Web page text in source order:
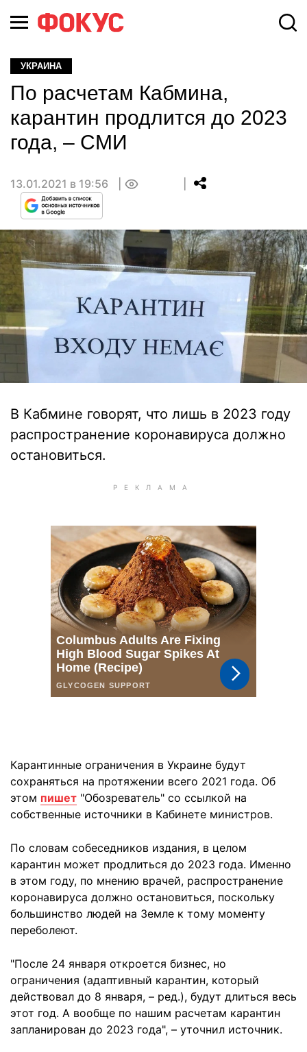
УКРАИНА
По расчетам Кабмина,
карантин продлится до 2023
года, – СМИ
13.01.2021 в 19:56
В Кабмине говорят, что лишь в 2023 году
распространение коронавируса должно
остановиться.
Карантинные ограничения в Украине будут
сохраняться на протяжении всего 2021 года. Об
этом пишет "Обозреватель" со ссылкой на
собственные источники в Кабинете министров.
По словам собеседников издания, в целом
карантин может продлиться до 2023 года. Именно
в этом году, по мнению врачей, распространение
коронавируса должно остановиться, поскольку
большинство людей на Земле к тому моменту
переболеют.
"После 24 января откроется бизнес, но
ограничения (адаптивный карантин, который
действовал до 8 января, – ред.), будут длиться весь
этот год. А вообще по нашим расчетам карантин
запланирован до 2023 года", – уточнил источник.